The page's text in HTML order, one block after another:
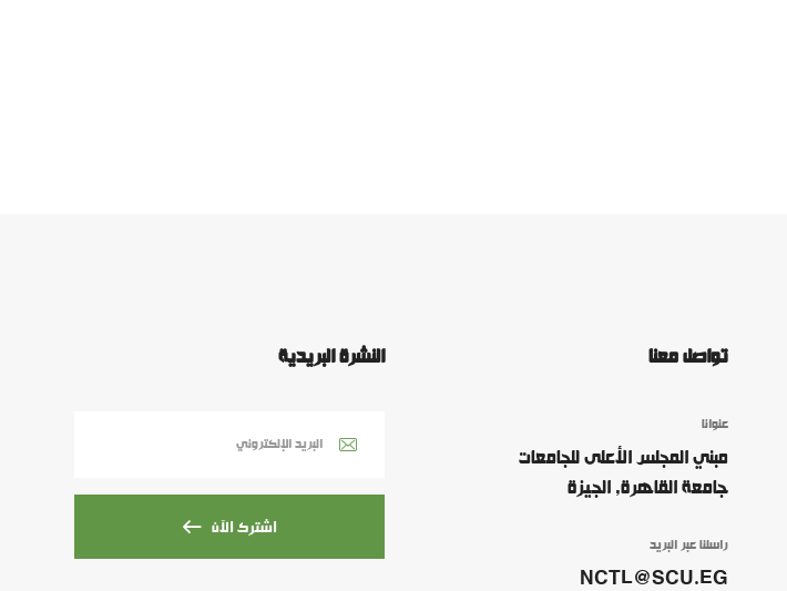
تواصل معنا
عنوانا
مبني المجلس الأعلى للجامعات
جامعة القاهرة, الجيزة
راسلنا عبر البريد
NCTL@SCU.EG
النشرة البريدية
اشترك الآن